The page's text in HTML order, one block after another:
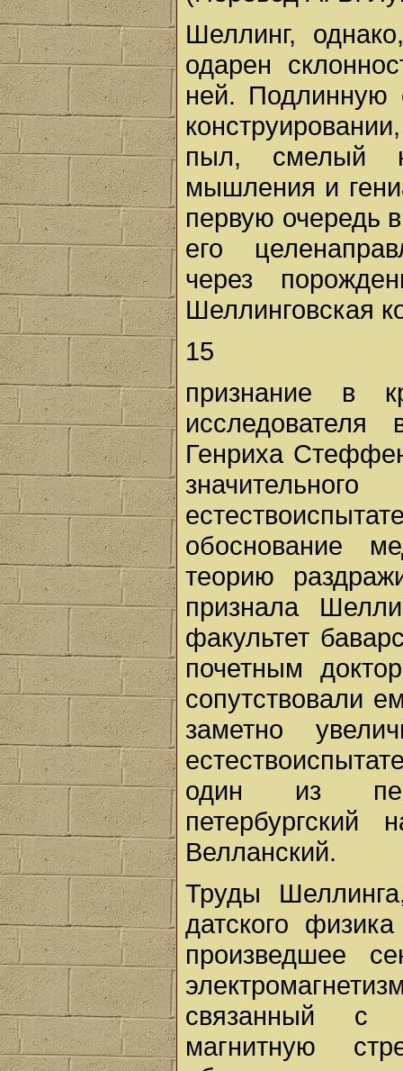
Шеллинг,
одарен
ней. Подлинную
пыл, смелый
мышления и
первую очередь
его
через
Шеллинговская
15
признание в
Генриха
обоснование
теорию
признала
факультет
почетным
сопутствовали
заметно
один из
петербургский
Велланский.
Труды
датского
произведшее
связанный с
магнитную